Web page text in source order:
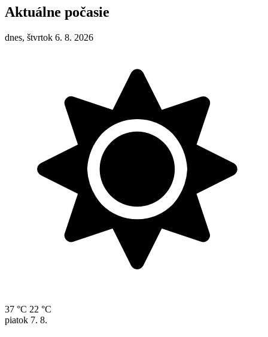
Aktuálne počasie
dnes, štvrtok 6. 8. 2026
37 °C 22 °C
piatok 7. 8.